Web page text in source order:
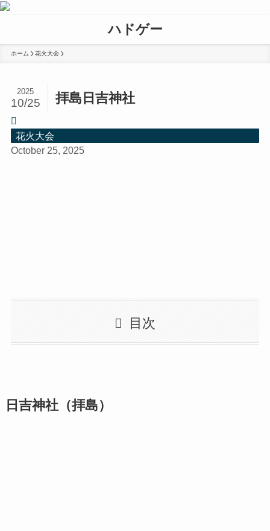
ハドゲー
ホーム 花火大会
拝島日吉神社
2025
10/25
花火大会
October 25, 2025
目次
日吉神社（拝島）